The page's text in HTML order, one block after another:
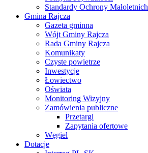
Standardy Ochrony Małoletnich
Gmina Rajcza
Gazeta gminna
Wójt Gminy Rajcza
Rada Gminy Rajcza
Komunikaty
Czyste powietrze
Inwestycje
Łowiectwo
Oświata
Monitoring Wizyjny
Zamówienia publiczne
Przetargi
Zapytania ofertowe
Węgiel
Dotacje